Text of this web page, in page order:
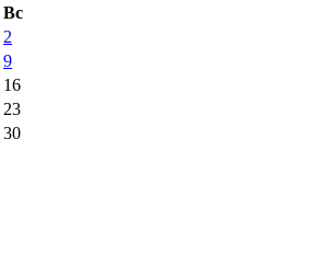
Вс
2
9
16
23
30